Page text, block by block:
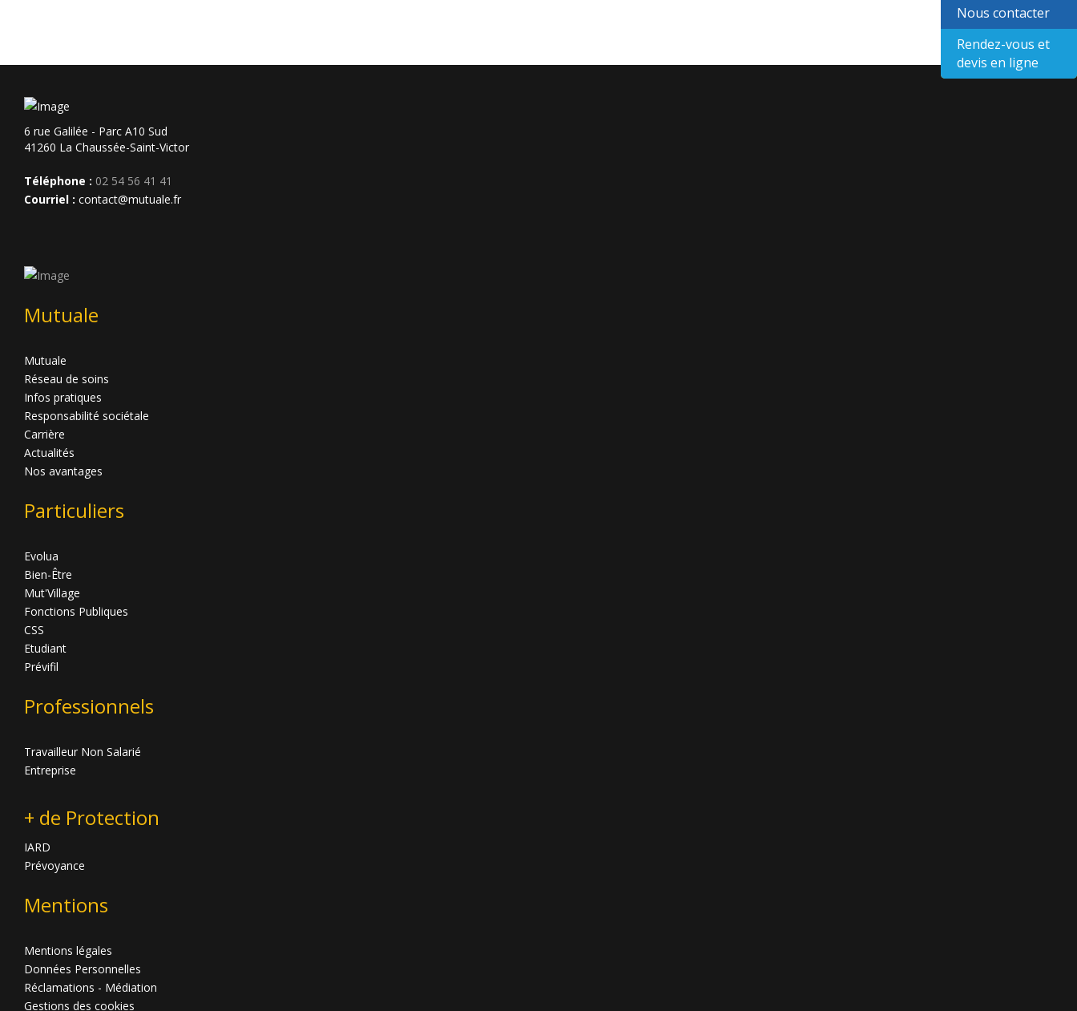
Nous contacter
Rendez-vous et
devis en ligne
6 rue Galilée - Parc A10 Sud
41260 La Chaussée-Saint-Victor
Téléphone : 02 54 56 41 41
Courriel : contact@mutuale.fr
Mutuale
Mutuale
Réseau de soins
Infos pratiques
Responsabilité sociétale
Carrière
Actualités
Nos avantages
Particuliers
Evolua
Bien-Être
Mut'Village
Fonctions Publiques
CSS
Etudiant
Prévifil
Professionnels
Travailleur Non Salarié
Entreprise
+ de Protection
IARD
Prévoyance
Mentions
Mentions légales
Données Personnelles
Réclamations - Médiation
Gestions des cookies